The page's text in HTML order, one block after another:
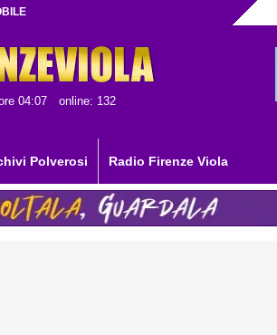
04:07 online: 132
Polverosi Radio Firenze Viola